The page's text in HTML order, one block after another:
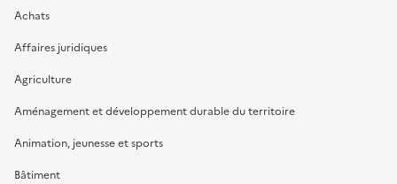
Achats
Affaires juridiques
Agriculture
Aménagement et développement durable du territoire
Animation, jeunesse et sports
Bâtiment